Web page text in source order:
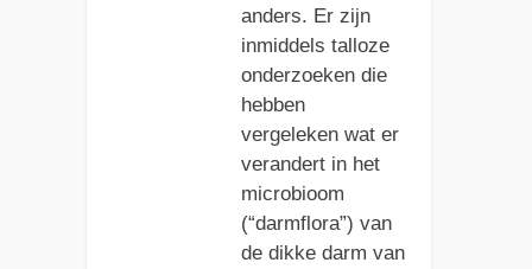
anders. Er zijn
inmiddels talloze
onderzoeken die
hebben
vergeleken wat er
verandert in het
microbioom
(“darmflora”) van
de dikke darm van